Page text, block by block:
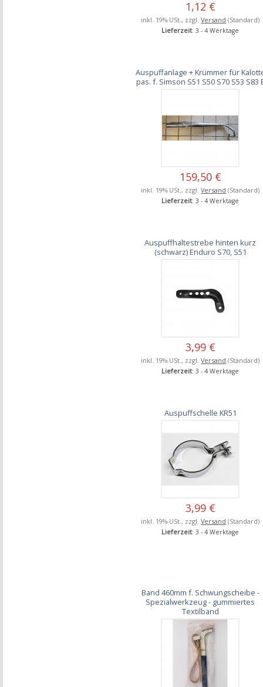
1,12 €
inkl. 19% USt., zzgl.Versand (Standard)
Lieferzeit: 3 - 4 Werktage
Auspuffanlage + Krümmer für
pas. f. Simson S51 S50 S70 S53 S83
159,50 €
inkl. 19% USt., zzgl.Versand (Standard)
Lieferzeit: 3 - 4 Werktage
Auspuffhaltestrebe hinten kurz
(schwarz) Enduro S70, S51
3,99 €
inkl. 19% USt., zzgl.Versand (Standard)
Lieferzeit: 3 - 4 Werktage
Auspuffschelle KR51
3,99 €
inkl. 19% USt., zzgl.Versand (Standard)
Lieferzeit: 3 - 4 Werktage
Band 460mm f. Schwungscheibe -
Spezialwerkzeug - gummiertes
Textilband